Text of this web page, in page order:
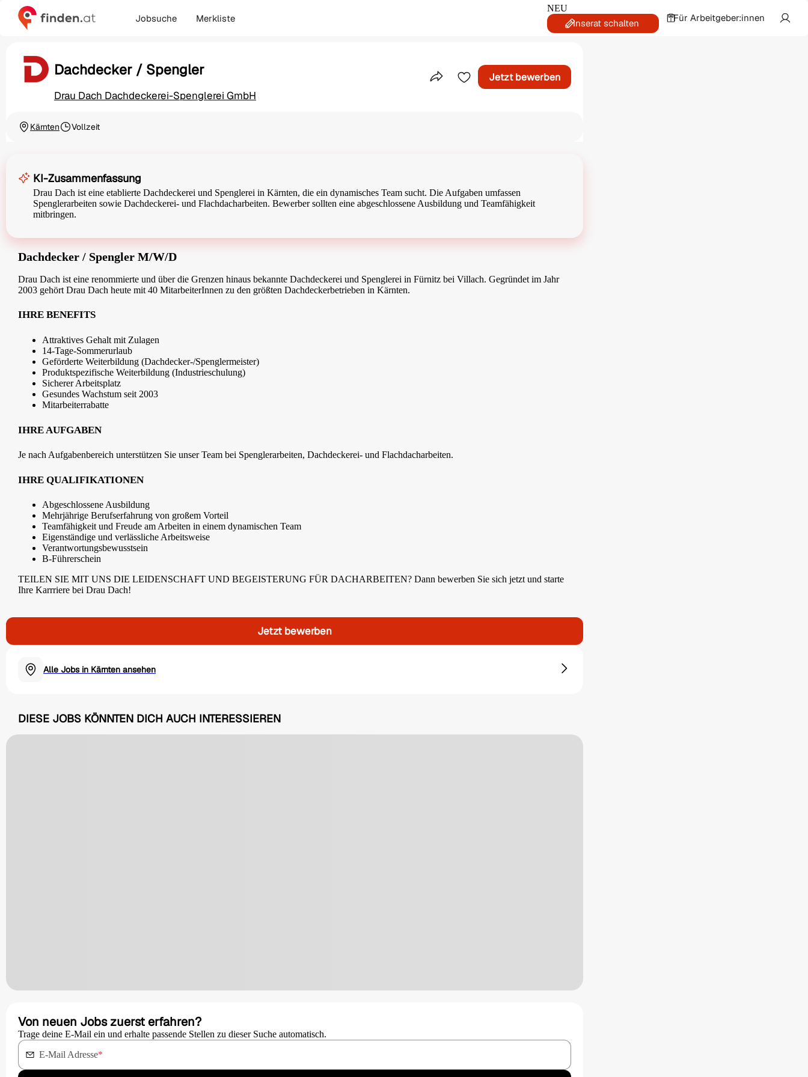
Jobsuche Merkliste
NEU
Inserat schalten Für Arbeitgeber:innen
Dachdecker / Spengler
Drau Dach Dachdeckerei-Spenglerei GmbH
Teile dieses Inserat
Jetzt bewerben
Ortschaft
KärntenBeschäftigungsart
Vollzeit
KI-Zusammenfassung
Drau Dach ist eine etablierte Dachdeckerei und Spenglerei in Kärnten, die ein dynamisches Team sucht. Die Aufgaben umfassen
Spenglerarbeiten sowie Dachdeckerei- und Flachdacharbeiten. Bewerber sollten eine abgeschlossene Ausbildung und Teamfähigkeit
mitbringen.
Dachdecker / Spengler M/W/D
Drau Dach ist eine renommierte und über die Grenzen hinaus bekannte Dachdeckerei und Spenglerei in Fürnitz bei Villach. Gegründet im Jahr
2003 gehört Drau Dach heute mit 40 MitarbeiterInnen zu den größten Dachdeckerbetrieben in Kärnten.
IHRE BENEFITS
Attraktives Gehalt mit Zulagen
14-Tage-Sommerurlaub
Geförderte Weiterbildung (Dachdecker-/Spenglermeister)
Produktspezifische Weiterbildung (Industrieschulung)
Sicherer Arbeitsplatz
Gesundes Wachstum seit 2003
Mitarbeiterrabatte
IHRE AUFGABEN
Je nach Aufgabenbereich unterstützen Sie unser Team bei Spenglerarbeiten, Dachdeckerei- und Flachdacharbeiten.
IHRE QUALIFIKATIONEN
Abgeschlossene Ausbildung
Mehrjährige Berufserfahrung von großem Vorteil
Teamfähigkeit und Freude am Arbeiten in einem dynamischen Team
Eigenständige und verlässliche Arbeitsweise
Verantwortungsbewusstsein
B-Führerschein
TEILEN SIE MIT UNS DIE LEIDENSCHAFT UND BEGEISTERUNG FÜR DACHARBEITEN? Dann bewerben Sie sich jetzt und starte
Ihre Karrriere bei Drau Dach!
Jetzt bewerben
Alle Jobs in Kärnten ansehen
DIESE JOBS KÖNNTEN DICH AUCH INTERESSIEREN
Von neuen Jobs zuerst erfahren?
Trage deine E-Mail ein und erhalte passende Stellen zu dieser Suche automatisch.
E-Mail Adresse*